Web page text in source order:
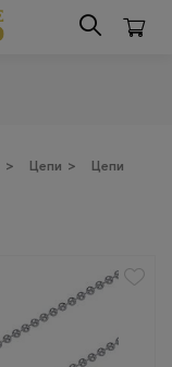
> Цепи >
Цепи